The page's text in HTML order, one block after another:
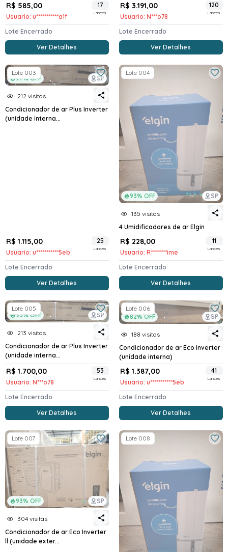
R$ 585,00
Usuario: u***********a1f
17
Lances
Lote Encerrado
Ver Detalhes
R$ 3.191,00
Usuario: N***o78
120
Lances
Lote Encerrado
Ver Detalhes
97% OFF SP
Lote 003
212 visitas
Condicionador de ar Plus Inverter
(unidade interna...
R$ 1.115,00
Usuario: u***********5eb
25
Lances
Lote Encerrado
Ver Detalhes
93% OFF SP
Lote 004
135 visitas
4 Umidificadores de ar Elgin
R$ 228,00
Usuario: R********ime
11
Lances
Lote Encerrado
Ver Detalhes
93% OFF SP
Lote 005
213 visitas
Condicionador de ar Plus Inverter
(unidade interna...
R$ 1.700,00
Usuario: N***o78
53
Lances
Lote Encerrado
Ver Detalhes
82% OFF SP
Lote 006
188 visitas
Condicionador de ar Eco Inverter
(unidade interna)
R$ 1.387,00
Usuario: u***********5eb
41
Lances
Lote Encerrado
Ver Detalhes
93% OFF SP
Lote 007
304 visitas
Condicionador de ar Eco Inverter
ll (unidade exter...
Lote 008